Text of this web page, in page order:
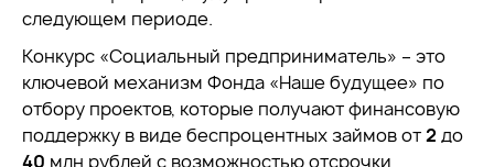
следующем периоде.
Конкурс «Социальный предприниматель» – это
ключевой механизм Фонда «Наше будущее» по
отбору проектов, которые получают финансовую
поддержку в виде беспроцентных займов от2до
40 млн рублей с возможностью отсрочки